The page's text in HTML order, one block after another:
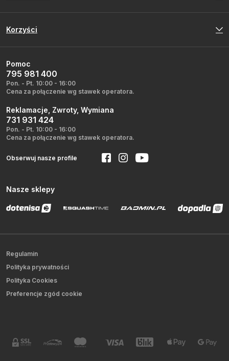
Korzyści
Pomoc
795 981 400
Pon. - Pt. 10:00 - 16:00
Cena za połączenie wg stawek operatora.
Reklamacje, Zwroty, Wymiana
731 931 424
Pon. - Pt. 10:00 - 16:00
Cena za połączenie wg stawek operatora.
Obserwuj nasze profile
Nasze sklepy
Regulamin
Polityka prywatności
Polityka Cookies
Preferencje zgód cookie